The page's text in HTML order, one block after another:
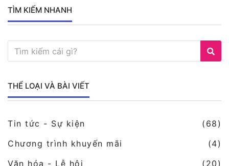
TÌM KIẾM NHANH
THỂ LOẠI VÀ BÀI VIẾT
Tin tức - Sự kiện
(68)
Chương trình khuyến mãi
(4)
Văn hóa - Lễ hội
(20)